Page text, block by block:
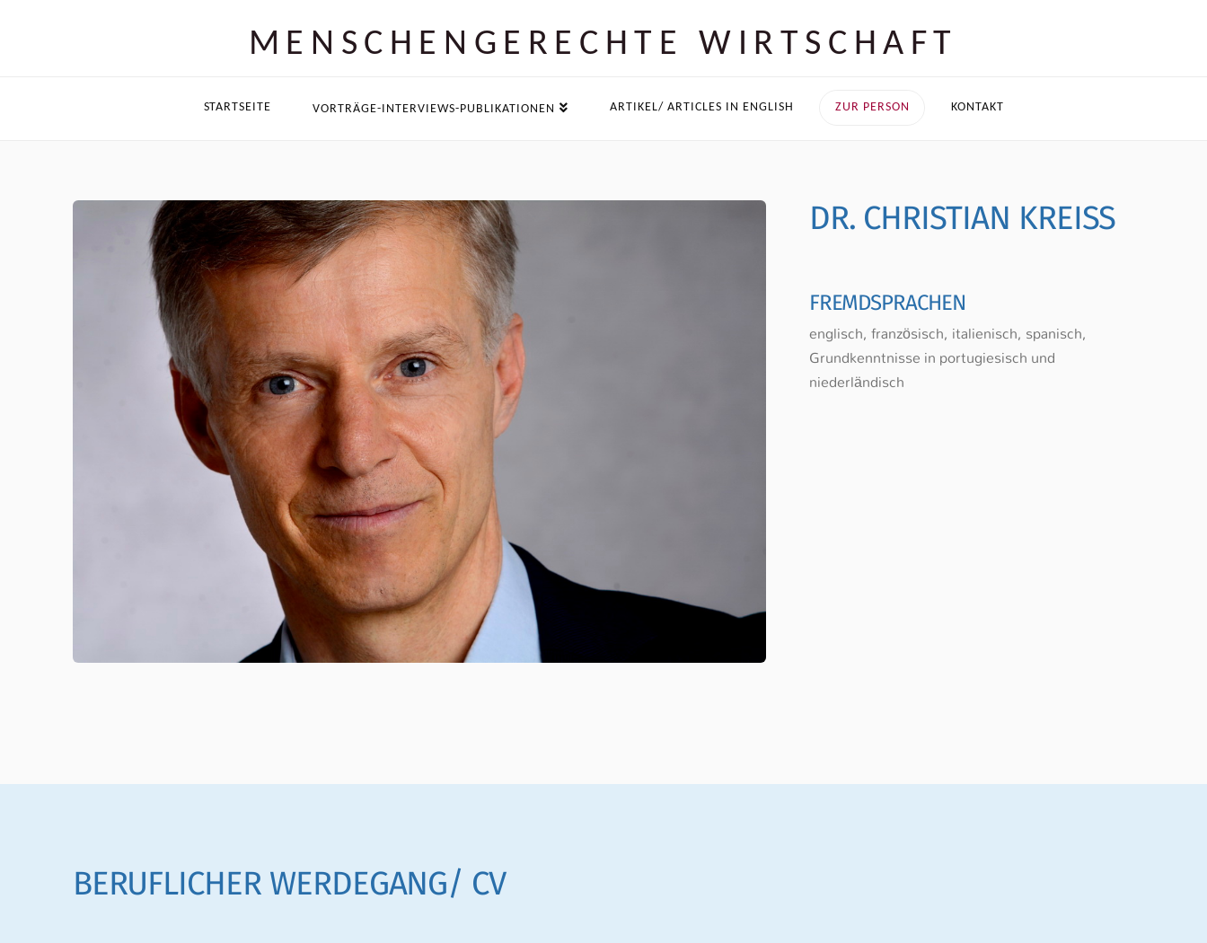
MENSCHEN­GERECHTE WIRTSCHAFT
STARTSEITE VORTRÄGE-INTERVIEWS-PUBLIKATIONEN ARTIKEL/ ARTICLES IN ENGLISH ZUR PERSON KONTAKT
DR. CHRISTIAN KREISS
FREMDSPRACHEN
englisch, französisch, italienisch, spanisch,
Grundkenntnisse in portugiesisch und
niederländisch
BERUFLICHER WERDEGANG/ CV